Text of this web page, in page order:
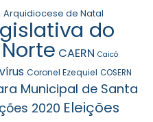
Arquidiocese de Natal
do
CAERN Caicó
Coronel Ezequiel COSERN
Municipal de Santa
2020 Eleições